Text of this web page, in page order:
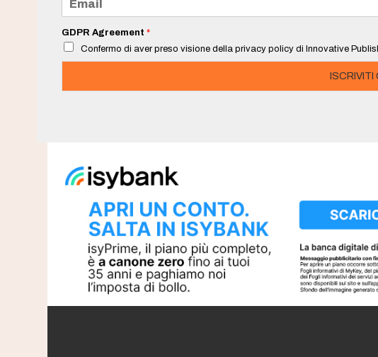
a
i
*
GDPR Agreement *
Confermo di aver preso visione della privacy policy di Innovative
ISCRIVITI